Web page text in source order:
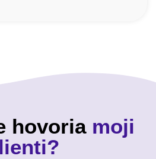
hovoriamoji